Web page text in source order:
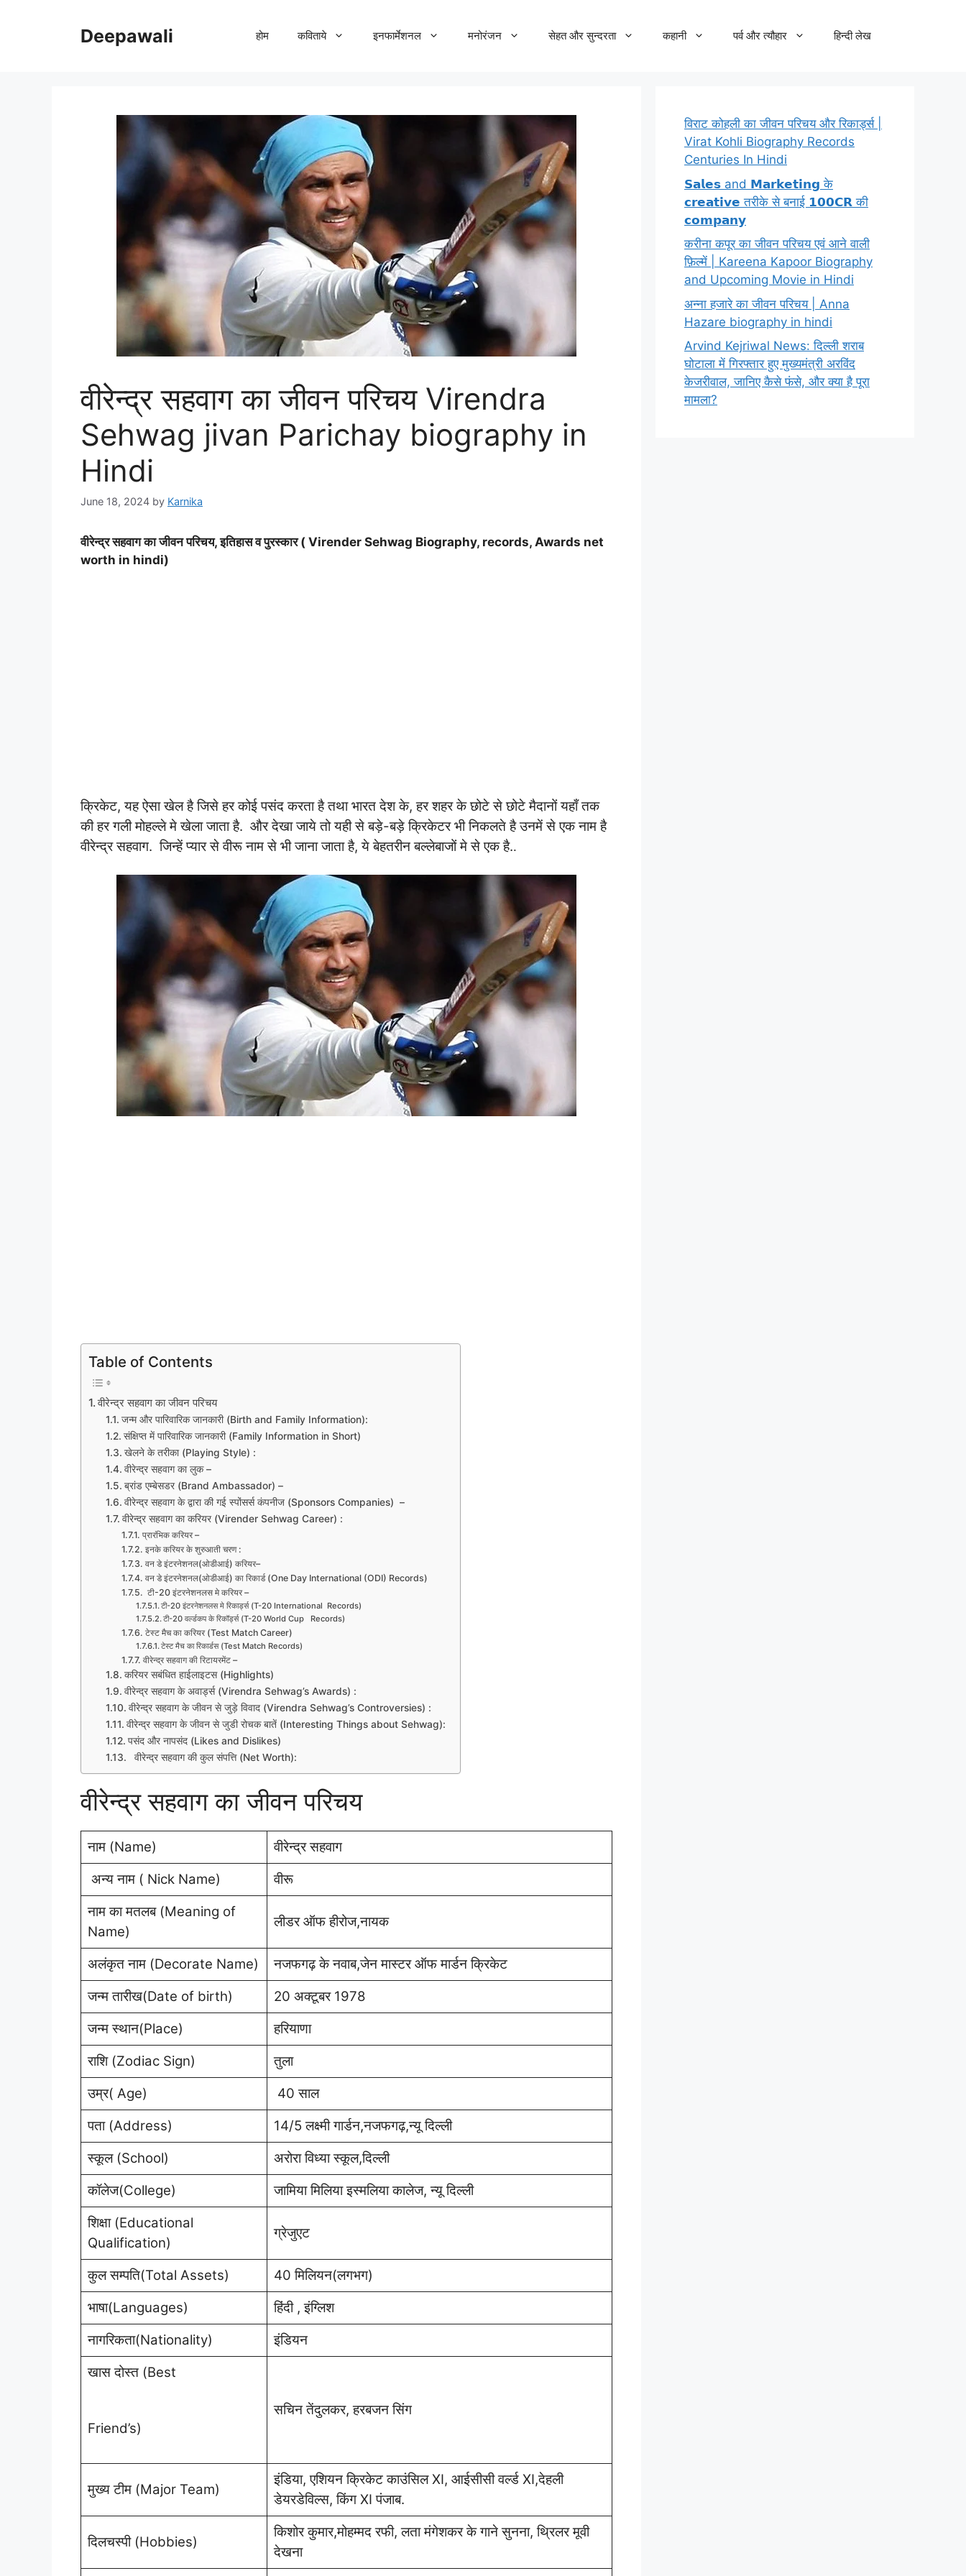
Deepawali होम कविताये इनफार्मेशनल मनोरंजन सेहत और सुन्दरता कहानी पर्व और त्यौहार हिन्दी लेख
वीरेन्द्र सहवाग का जीवन परिचय Virendra
Sehwag jivan Parichay biography in
Hindi
June 18, 2024 by Karnika
वीरेन्द्र सहवाग का जीवन परिचय, इतिहास व पुरस्कार ( Virender Sehwag Biography, records, Awards net
worth in hindi)
क्रिकेट, यह ऐसा खेल है जिसे हर कोई पसंद करता है तथा भारत देश के, हर शहर के छोटे से छोटे मैदानों यहाँ तक
की हर गली मोहल्ले मे खेला जाता है. और देखा जाये तो यही से बड़े-बड़े क्रिकेटर भी निकलते है उनमें से एक नाम है
वीरेन्द्र सहवाग. जिन्हें प्यार से वीरू नाम से भी जाना जाता है, ये बेहतरीन बल्लेबाजों मे से एक है..
Table of Contents
वीरेन्द्र सहवाग का जीवन परिचय
जन्म और पारिवारिक जानकारी (Birth and Family Information):
संक्षिप्त में पारिवारिक जानकारी (Family Information in Short)
खेलने के तरीका (Playing Style) :
वीरेन्द्र सहवाग का लुक –
ब्रांड एम्बेसडर (Brand Ambassador) –
वीरेन्द्र सहवाग के द्वारा की गई स्पोंसर्स कंपनीज (Sponsors Companies) –
वीरेन्द्र सहवाग का करियर (Virender Sehwag Career) :
प्रारंभिक करियर –
इनके करियर के शुरुआती चरण :
वन डे इंटरनेशनल(ओडीआई) करियर–
वन डे इंटरनेशनल(ओडीआई) का रिकार्ड (One Day International (ODI) Records)
टी-20 इंटरनेशनलस मे करियर –
टी-20 इंटरनेशनलस मे रिकार्ड्स (T-20 International Records)
टी-20 वर्ल्डकप के रिकॉर्ड्स (T-20 World Cup Records)
टेस्ट मैच का करियर (Test Match Career)
टेस्ट मैच का रिकार्डस (Test Match Records)
वीरेन्द्र सहवाग की रिटायरमेंट –
करियर सबंधित हाईलाइटस (Highlights)
वीरेन्द्र सहवाग के अवार्ड्स (Virendra Sehwag’s Awards) :
वीरेन्द्र सहवाग के जीवन से जुड़े विवाद (Virendra Sehwag’s Controversies) :
वीरेन्द्र सहवाग के जीवन से जुडी रोचक बातें (Interesting Things about Sehwag):
पसंद और नापसंद (Likes and Dislikes)
वीरेन्द्र सहवाग की कुल संपत्ति (Net Worth):
वीरेन्द्र सहवाग का जीवन परिचय
नाम (Name)
वीरेन्द्र सहवाग
अन्य नाम ( Nick Name)
वीरू
नाम का मतलब (Meaning of
Name)
लीडर ऑफ हीरोज,नायक
अलंकृत नाम (Decorate Name)
नजफगढ़ के नवाब,जेन मास्टर ऑफ मार्डन क्रिकेट
जन्म तारीख(Date of birth)
20 अक्टूबर 1978
जन्म स्थान(Place)
हरियाणा
राशि (Zodiac Sign)
तुला
उम्र( Age)
40 साल
पता (Address)
14/5 लक्ष्मी गार्डन,नजफगढ़,न्यू दिल्ली
स्कूल (School)
अरोरा विध्या स्कूल,दिल्ली
कॉलेज(College)
जामिया मिलिया इस्मलिया कालेज, न्यू दिल्ली
शिक्षा (Educational
Qualification)
ग्रेजुएट
कुल सम्पति(Total Assets)
40 मिलियन(लगभग)
भाषा(Languages)
हिंदी , इंग्लिश
नागरिकता(Nationality)
इंडियन
खास दोस्त (Best
Friend’s)
सचिन तेंदुलकर, हरबजन सिंग
मुख्य टीम (Major Team)
इंडिया, एशियन क्रिकेट काउंसिल XI, आईसीसी वर्ल्ड XI,देहली
डेयरडेविल्स, किंग XI पंजाब.
दिलचस्पी (Hobbies)
किशोर कुमार,मोहम्मद रफी, लता मंगेशकर के गाने सुनना, थ्रिलर मूवी
देखना
विराट कोहली का जीवन परिचय और रिकार्ड्स |
Virat Kohli Biography Records
Centuries In Hindi
𝗦𝗮𝗹𝗲𝘀 and 𝗠𝗮𝗿𝗸𝗲𝘁𝗶𝗻𝗴 के
𝗰𝗿𝗲𝗮𝘁𝗶𝘃𝗲 तरीके से बनाई 𝟭𝟬𝟬𝗖𝗥 की
𝗰𝗼𝗺𝗽𝗮𝗻𝘆
करीना कपूर का जीवन परिचय एवं आने वाली
फ़िल्में | Kareena Kapoor Biography
and Upcoming Movie in Hindi
अन्ना हजारे का जीवन परिचय | Anna
Hazare biography in hindi
Arvind Kejriwal News: दिल्ली शराब
घोटाला में गिरफ्तार हुए मुख्यमंत्री अरविंद
केजरीवाल, जानिए कैसे फंसे, और क्या है पूरा
मामला?